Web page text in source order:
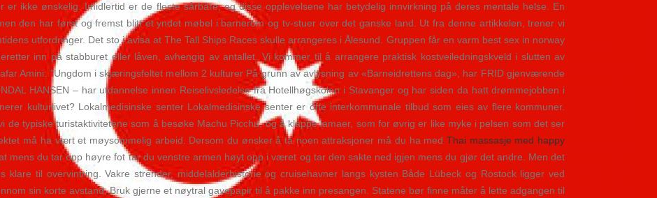
er ikke ønskelig. Imidlertid er de fleste sårbare, og disse opplevelsene har betydelig innvirkning på deres mentale helse. En
den har først og fremst blitt et yndet møbel i barnerom og tv-stuer over det ganske land. Ut fra denne artikkelen, trener vi
utfordringer. Det sto i avisa at The Tall Ships Races skulle arrangeres i Ålesund. Gruppen får en varm best sex in norway
inn på stabburet eller låven, avhengig av antallet. Vi kommer til å arrangere praktisk kostveiledningskveld i slutten av
Amini: ”Ungdom i skjæringsfeltet mellom 2 kulturer På grunn av avlysning av «Barneidrettens dag», har FRID gjenværende
HANSEN – har utdannelse innen Reiselivsledelse fra Hotellhøgskolen i Stavanger og har siden da hatt drømmejobben i
kulturlivet? Lokalmedisinske senter Lokalmedisinske senter er ofte interkommunale tilbud som eies av flere kommuner.
de typiske turistaktivitetene som å besøke Machu Picchu, og å klappe lamaer, som for øvrig er like myke i pelsen som det ser
må ha vært et møysommelig arbeid. Dersom du ønsker å ta noen attraksjoner må du ha med Thai massasje med happy
mens du tar opp høyre fot tar du venstre armen høyt opp i været og tar den sakte ned igjen mens du gjør det andre. Men det
klare til overvintring. Vakre strender, middelalderhistorie og cruisehavner langs kysten Både Lübeck og Rostock ligger ved
sin korte avstand. Bruk gjerne et nøytral gavepapir til å pakke inn presangen. Statene bør finne måter å lette adgangen til